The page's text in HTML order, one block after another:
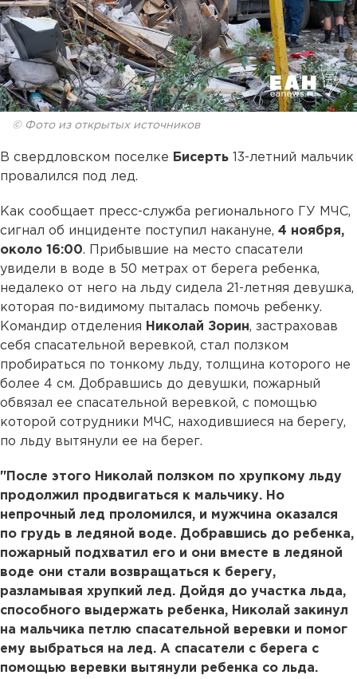
© Фото из открытых источников
В свердловском поселке Бисерть 13-летний мальчик
провалился под лед.
Как сообщает пресс-служба регионального ГУ МЧС,
сигнал об инциденте поступил накануне, 4 ноября,
около 16:00. Прибывшие на место спасатели
увидели в воде в 50 метрах от берега ребенка,
недалеко от него на льду сидела 21-летняя девушка,
которая по-видимому пыталась помочь ребенку.
Командир отделения Николай Зорин, застраховав
себя спасательной веревкой, стал ползком
пробираться по тонкому льду, толщина которого не
более 4 см. Добравшись до девушки, пожарный
обвязал ее спасательной веревкой, с помощью
которой сотрудники МЧС, находившиеся на берегу,
по льду вытянули ее на берег.
"После этого Николай ползком по хрупкому льду
продолжил продвигаться к мальчику. Но
непрочный лед проломился, и мужчина оказался
по грудь в ледяной воде. Добравшись до ребенка,
пожарный подхватил его и они вместе в ледяной
воде они стали возвращаться к берегу,
разламывая хрупкий лед. Дойдя до участка льда,
способного выдержать ребенка, Николай закинул
на мальчика петлю спасательной веревки и помог
ему выбраться на лед. А спасатели с берега с
помощью веревки вытянули ребенка со льда.